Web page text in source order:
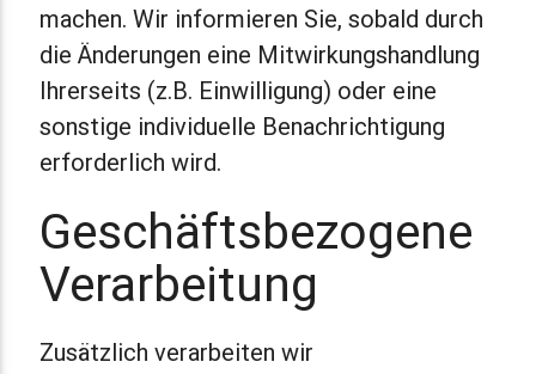
machen. Wir informieren Sie, sobald durch
die Änderungen eine Mitwirkungshandlung
Ihrerseits (z.B. Einwilligung) oder eine
sonstige individuelle Benachrichtigung
erforderlich wird.
Geschäftsbezogene
Verarbeitung
Zusätzlich verarbeiten wir